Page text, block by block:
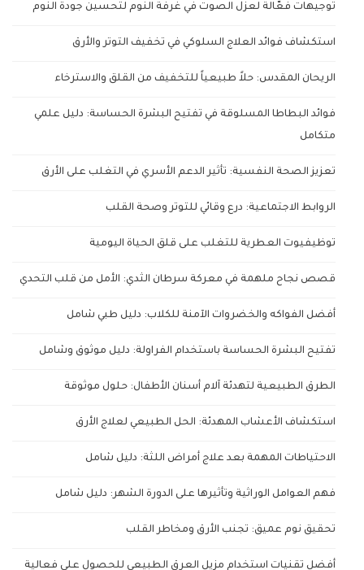
توجيهات فعّالة لعزل الصوت في غرفة النوم لتحسين جودة النوم
استكشاف فوائد العلاج السلوكي في تخفيف التوتر والأرق
الريحان المقدس: حلاً طبيعياً للتخفيف من القلق والاسترخاء
فوائد البطاطا المسلوقة في تفتيح البشرة الحساسة: دليل علمي
متكامل
تعزيز الصحة النفسية: تأثير الدعم الأسري في التغلب على الأرق
الروابط الاجتماعية: درع وقائي للتوتر وصحة القلب
توظيفيوت العطرية للتغلب على قلق الحياة اليومية
قصص نجاح ملهمة في معركة سرطان الثدي: الأمل من قلب التحدي
أفضل الفواكه والخضروات الآمنة للكلاب: دليل طبي شامل
تفتيح البشرة الحساسة باستخدام الفراولة: دليل موثوق وشامل
الطرق الطبيعية لتهدئة آلام أسنان الأطفال: حلول موثوقة
استكشاف الأعشاب المهدئة: الحل الطبيعي لعلاج الأرق
الاحتياطات المهمة بعد علاج أمراض اللثة: دليل شامل
فهم العوامل الوراثية وتأثيرها على الدورة الشهر: دليل شامل
تحقيق نوم عميق: تجنب الأرق ومخاطر القلب
أفضل تقنيات استخدام مزيل العرق الطبيعي للحصول على فعالية